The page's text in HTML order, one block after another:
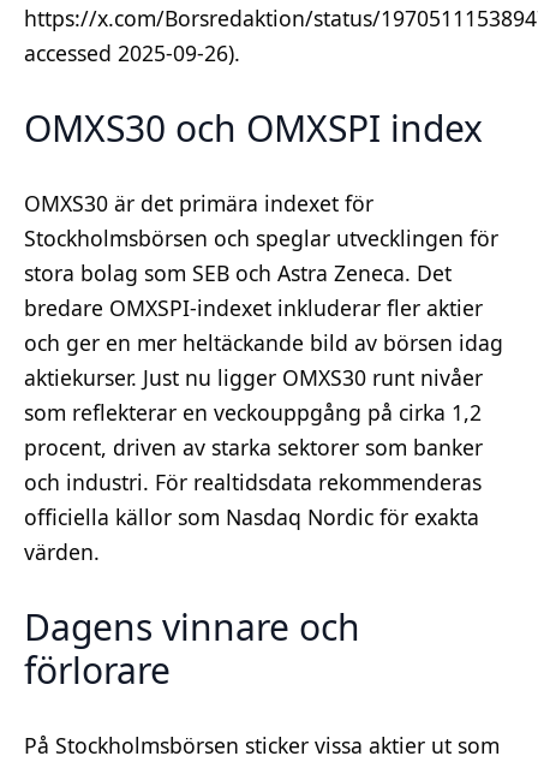
https://x.com/Borsredaktion/status/
accessed 2025-09-26).
OMXS30 och OMXSPI index
OMXS30 är det primära indexet för
Stockholmsbörsen och speglar utvecklingen för
stora bolag som SEB och Astra Zeneca. Det
bredare OMXSPI-indexet inkluderar fler aktier
och ger en mer heltäckande bild av börsen idag
aktiekurser. Just nu ligger OMXS30 runt nivåer
som reflekterar en veckouppgång på cirka 1,2
procent, driven av starka sektorer som banker
och industri. För realtidsdata rekommenderas
officiella källor som Nasdaq Nordic för exakta
värden.
Dagens vinnare och
förlorare
På Stockholmsbörsen sticker vissa aktier ut som